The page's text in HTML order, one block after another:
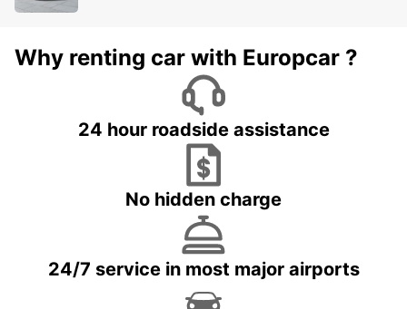
Why renting car with Europcar ?
24 hour roadside assistance
No hidden charge
24/7 service in most major airports